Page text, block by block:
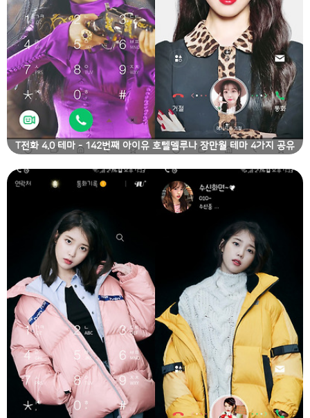
T전화 4.0 테마 - 142번째 아이유 호텔델루나 장만월 테마 4가지 공유